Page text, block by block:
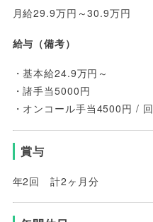
月給29.9万円～30.9万円
給与（備考）
・基本給24.9万円～
・諸手当5000円
・オンコール手当4500円 / 回
賞与
年2回 計2ヶ月分